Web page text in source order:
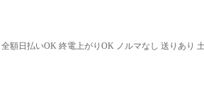
額日払いOK 終電上がりOK ノルマなし 送りあり